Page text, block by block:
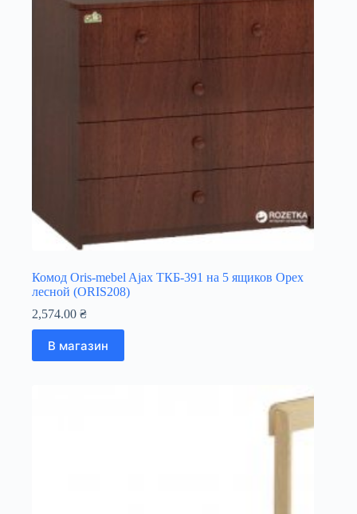
Комод Oris-mebel Ajax ТКБ-391 на 5 ящиков Орех
лесной (ORIS208)
2,574.00 ₴
В магазин